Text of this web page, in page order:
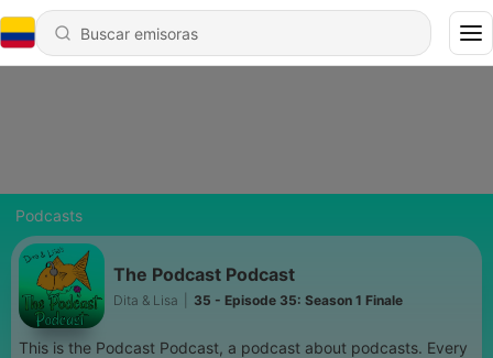
Podcasts
The Podcast Podcast
Dita & Lisa 35 - Episode 35: Season 1 Finale
This is the Podcast Podcast, a podcast about podcasts. Every